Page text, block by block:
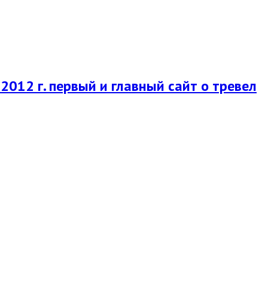
г. первый и главный сайт о тревел